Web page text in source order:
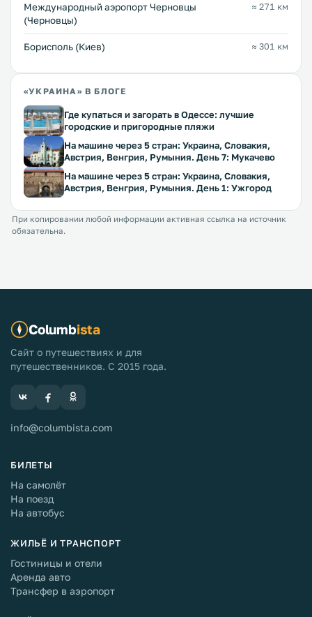
Международный аэропорт Черновцы
(Черновцы)
≈ 271 км
Борисполь (Киев) ≈ 301 км
«УКРАИНА» В БЛОГЕ
Где купаться и загорать в Одессе: лучшие
городские и пригородные пляжи
На машине через 5 стран: Украина, Словакия,
Австрия, Венгрия, Румыния. День 7: Мукачево
На машине через 5 стран: Украина, Словакия,
Австрия, Венгрия, Румыния. День 1: Ужгород
При копировании любой информации активная ссылка на источник
обязательна.
Columbista
Сайт о путешествиях и для
путешественников. С 2015 года.
info@columbista.com
БИЛЕТЫ
На самолёт
На поезд
На автобус
ЖИЛЬЁ И ТРАНСПОРТ
Гостиницы и отели
Аренда авто
Трансфер в аэропорт